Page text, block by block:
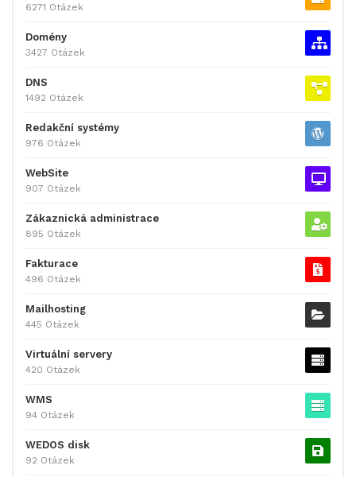
6271 Otázek
Domény
3427 Otázek
DNS
1492 Otázek
Redakční systémy
976 Otázek
WebSite
907 Otázek
Zákaznická administrace
895 Otázek
Fakturace
496 Otázek
Mailhosting
445 Otázek
Virtuální servery
420 Otázek
WMS
94 Otázek
WEDOS disk
92 Otázek